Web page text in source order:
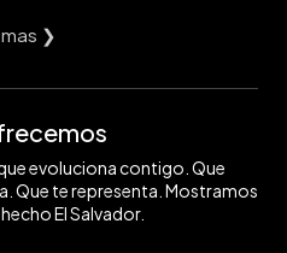
❯
evoluciona contigo. Que
Que te representa. Mostramos
El Salvador.